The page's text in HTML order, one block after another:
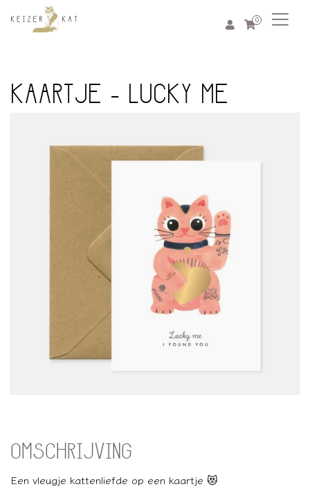
0
KAARTJE - LUCKY ME
OMSCHRIJVING
Een vleugje kattenliefde op een kaartje 😻